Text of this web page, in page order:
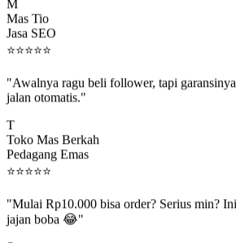
Mas Tio
Jasa SEO
⭐⭐⭐⭐⭐
jalan otomatis."
Toko Mas Berkah
Pedagang Emas
⭐⭐⭐⭐⭐
jajan boba 😂"